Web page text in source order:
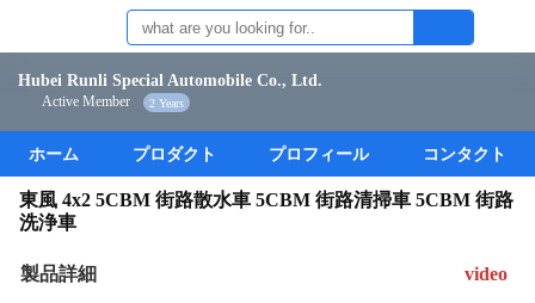
Hubei Runli Special Automobile Co., Ltd.
Active Member 2 Years
ホーム プロダクト プロフィール コンタクト
東風 4x2 5CBM 街路散水車 5CBM 街路清掃車 5CBM 街路
洗浄車
製品詳細 video